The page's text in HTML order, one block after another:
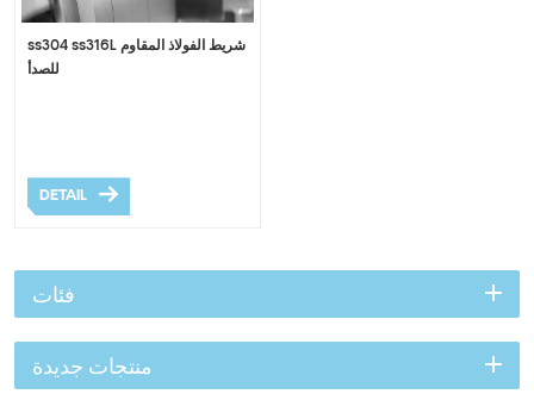
ss304 ss316L شريط الفولاذ المقاوم
للصدأ
DETAIL
فئات
منتجات جديدة